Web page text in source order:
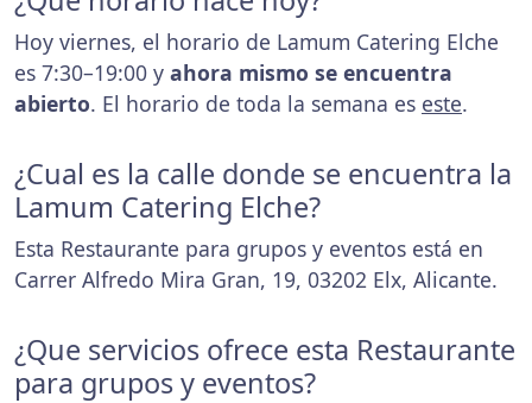
Hoy viernes, el horario de Lamum Catering Elche
es 7:30–19:00 y ahora mismo se encuentra
abierto. El horario de toda la semana es este.
¿Cual es la calle donde se encuentra la
Lamum Catering Elche?
Esta Restaurante para grupos y eventos está en
Carrer Alfredo Mira Gran, 19, 03202 Elx, Alicante.
¿Que servicios ofrece esta Restaurante
para grupos y eventos?